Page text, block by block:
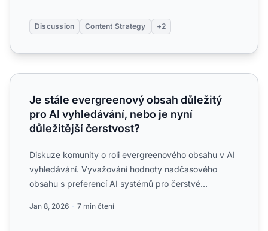
Discussion Content Strategy +2
Je stále evergreenový obsah důležitý pro AI
Je stále evergreenový obsah důležitý
pro AI vyhledávání, nebo je nyní
důležitější čerstvost?
Diskuze komunity o roli evergreenového obsahu v AI
vyhledávání. Vyvažování hodnoty nadčasového
obsahu s preferencí AI systémů pro čerstvé
Jan 8, 2026 7 min čtení